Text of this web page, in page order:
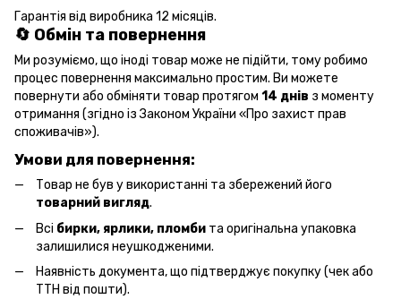
Гарантія від виробника 12 місяців.
🔄 Обмін та повернення
Ми розуміємо, що іноді товар може не підійти, тому робимо
процес повернення максимально простим. Ви можете
повернути або обміняти товар протягом 14 днів з моменту
отримання (згідно із Законом України «Про захист прав
споживачів»).
Умови для повернення:
Товар не був у використанні та збережений його
товарний вигляд.
Всі бирки, ярлики, пломби та оригінальна упаковка
залишилися неушкодженими.
Наявність документа, що підтверджує покупку (чек або
ТТН від пошти).